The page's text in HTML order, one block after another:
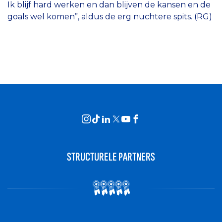
Ik blijf hard werken en dan blijven de kansen en de
goals wel komen”, aldus de erg nuchtere spits. (RG)
STRUCTURELE PARTNERS